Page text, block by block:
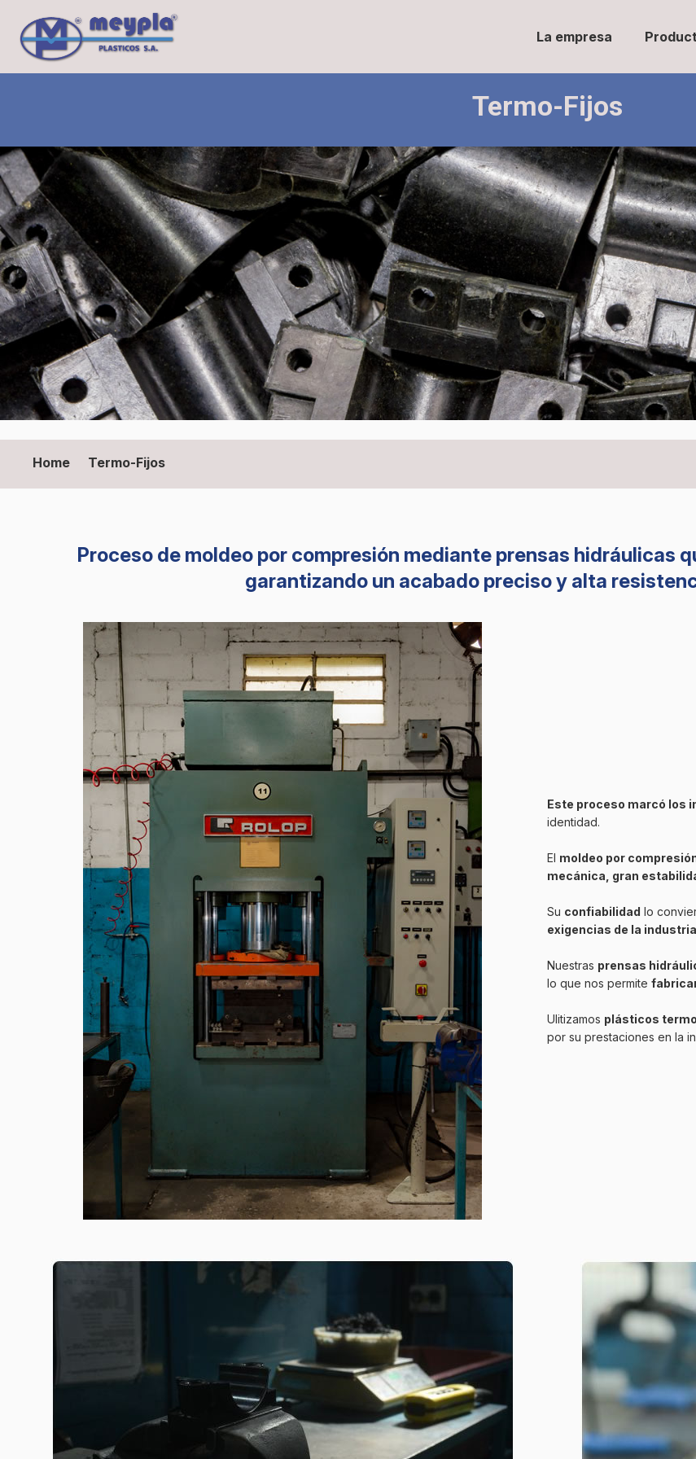
La empresa
Termo-Fijos
Home Termo-Fijos
Proceso de moldeo por compresión mediante prensas hidráulicas
garantizando un acabado preciso y alta
Este proceso marcó los
identidad.
El moldeo por
mecánica, gran
Su confiabilidad lo
exigencias de la
Nuestras prensas
lo que nos permite
Ulitizamos plásticos
por su prestaciones en la